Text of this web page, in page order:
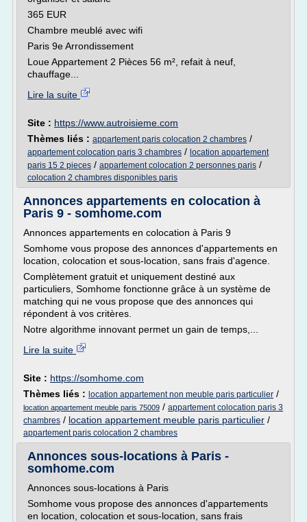
365 EUR
Chambre meublé avec wifi
Paris 9e Arrondissement
Loue Appartement 2 Pièces 56 m², refait à neuf,
chauffage...
Lire la suite
Site : https://www.autroisieme.com
Thèmes liés : appartement paris colocation 2 chambres /
appartement colocation paris 3 chambres / location appartement
paris 15 2 pieces / appartement colocation 2 personnes paris /
colocation 2 chambres disponibles paris
Annonces appartements en colocation à
Paris 9 - somhome.com
Annonces appartements en colocation à Paris 9
Somhome vous propose des annonces d'appartements en
location, colocation et sous-location, sans frais d'agence.
Complètement gratuit et uniquement destiné aux
particuliers, Somhome fonctionne grâce à un système de
matching qui ne vous propose que des annonces qui
répondent à vos critères.
Notre algorithme innovant permet un gain de temps,...
Lire la suite
Site : https://somhome.com
Thèmes liés : location appartement non meuble paris particulier /
location appartement meuble paris 75009 / appartement colocation paris 3
chambres / location appartement meuble paris particulier /
appartement paris colocation 2 chambres
Annonces sous-locations à Paris -
somhome.com
Annonces sous-locations à Paris
Somhome vous propose des annonces d'appartements
en location, colocation et sous-location, sans frais